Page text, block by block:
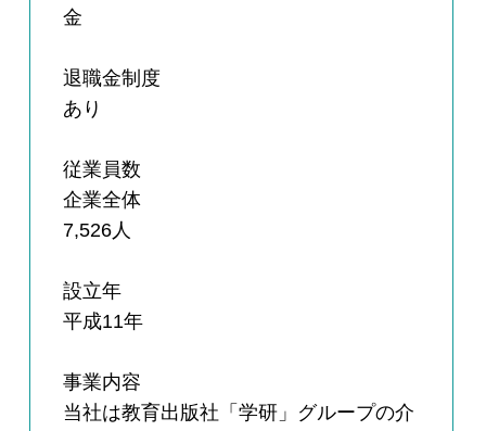
金
退職金制度
あり
従業員数
企業全体
7,526人
設立年
平成11年
事業内容
当社は教育出版社「学研」グループの介